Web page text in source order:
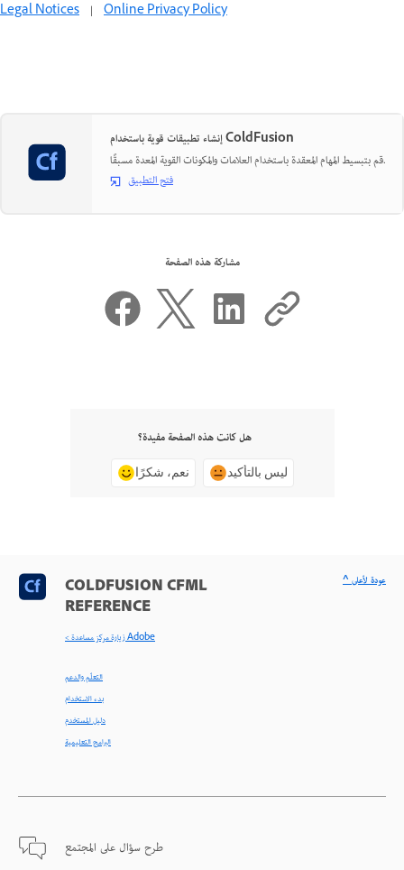
Legal Notices | Online Privacy Policy
إنشاء تطبيقات قوية باستخدام ColdFusion
قم بتبسيط المهام المعقدة باستخدام العلامات والمكونات القوية المعدة مسبقًا.
فتح التطبيق
مشاركة هذه الصفحة
هل كانت هذه الصفحة مفيدة؟
نعم، شكرًا ليس بالتأكيد
COLDFUSION CFML
REFERENCE
< زيارة مركز مساعدة Adobe
التعلّم والدعم
بدء الاستخدام
دليل المستخدم
البرامج التعليمية
طرح سؤال على المجتمع
^ عودة لأعلى